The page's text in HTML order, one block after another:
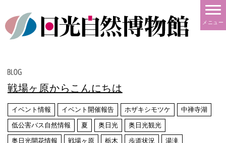
メニュー
戦場ヶ原からこんにちは
イベント情報 イベント開催報告 ホザキシモツケ 中禅寺湖
低公害バス自然情報 夏 奥日光 奥日光観光
奥日光開花情報 戦場ヶ原 栃木 歩道状況 湯滝